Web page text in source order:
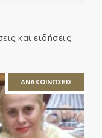
και ειδήσεις
ΑΝΑΚΟΙΝΩΣΕΙΣ